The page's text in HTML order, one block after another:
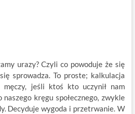
urazy? Czyli co powoduje że się
sprowadza. To proste; kalkulacja
jeśli ktoś kto uczynił nam
kręgu społecznego, zwykle
Decyduje wygoda i przetrwanie. W